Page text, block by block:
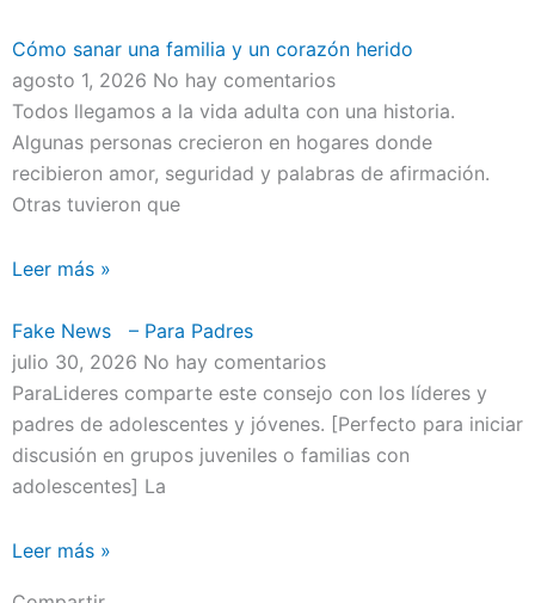
Cómo sanar una familia y un corazón herido
agosto 1, 2026 No hay comentarios
Todos llegamos a la vida adulta con una historia.
Algunas personas crecieron en hogares donde
recibieron amor, seguridad y palabras de afirmación.
Otras tuvieron que
Leer más »
Fake News – Para Padres
julio 30, 2026 No hay comentarios
ParaLideres comparte este consejo con los líderes y
padres de adolescentes y jóvenes. [Perfecto para iniciar
discusión en grupos juveniles o familias con
adolescentes] La
Leer más »